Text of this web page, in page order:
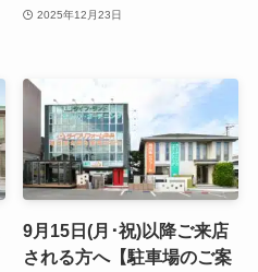
2025年12月23日
9月15日(月･祝)以降ご来店
される方へ【駐車場のご案